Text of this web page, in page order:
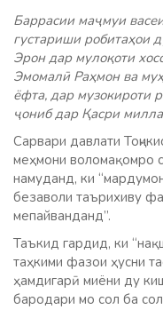
Баррасии маҷмуи
густариши робитаҳои
Эрон дар мулоқоти
Эмомалӣ Раҳмон ва
ёфта, дар музокироти
ҷониб дар Қасри
Сарвари давлати
меҳмони воломақомро
намуданд, ки
безаволи таърихиву
мепайванданд”.
Таъкид гардид, ки
таҳкими фазои ҳусни
ҳамдигарӣ миёни ду
бародари мо сол ба